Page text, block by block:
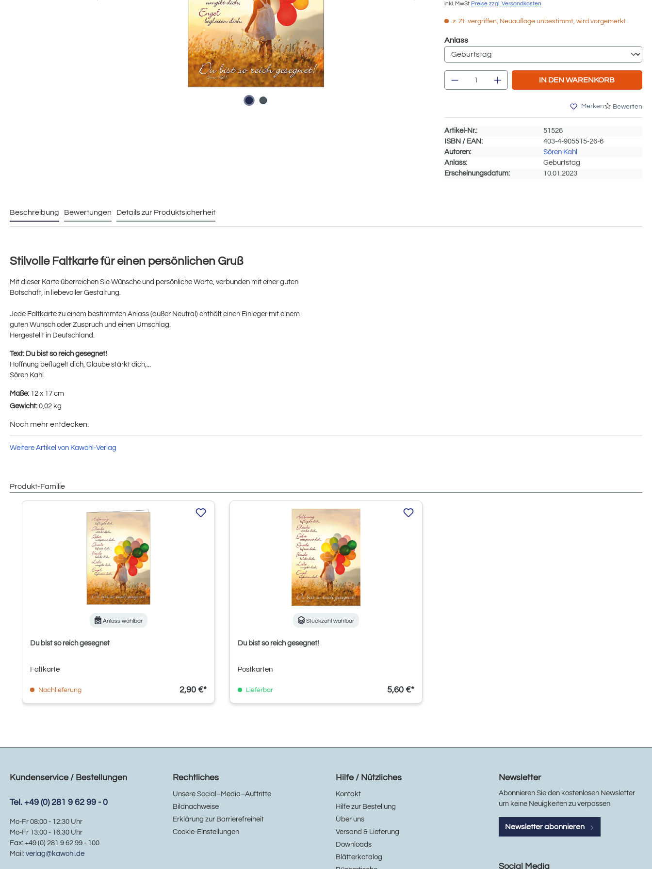
inkl. MwSt Preise zzgl. Versandkosten
z. Zt. vergriffen, Neuauflage unbestimmt, wird vorgemerkt
Anlassauswählen
Produkt Anzahl: Gib den gewünschten
IN DEN WARENKORB
Merken Bewerten
Artikel-Nr.:
51526
ISBN / EAN:
403-4-905515-26-6
Autoren:
Sören Kahl
Anlass:
Geburtstag
Erscheinungsdatum:
10.01.2023
Beschreibung Bewertungen Details zur Produktsicherheit
Stilvolle Faltkarte für einen persönlichen Gruß
Mit dieser Karte überreichen Sie Wünsche und persönliche Worte, verbunden mit einer guten
Botschaft, in liebevoller Gestaltung.
Jede Faltkarte zu einem bestimmten Anlass (außer Neutral) enthält einen Einleger mit einem
guten Wunsch oder Zuspruch und einen Umschlag.
Hergestellt in Deutschland.
Text: Du bist so reich gesegnet!
Hoffnung beflügelt dich, Glaube stärkt dich,...
Sören Kahl
Maße: 12 x 17 cm
Gewicht: 0,02 kg
Noch mehr entdecken:
Weitere Artikel von Kawohl-Verlag
Produkt-Familie
Produktgalerie überspringen
Anlass wählbar
Du bist so reich gesegnet
Faltkarte
Nachlieferung 2,90 €*
Stückzahl wählbar
Du bist so reich gesegnet!
Postkarten
Lieferbar 5,60 €*
Kundenservice / Bestellungen
Tel. +49 (0) 281 9 62 99 - 0
Mo-Fr 08:00 - 12:30 Uhr
Mo-Fr 13:00 - 16:30 Uhr
Fax: +49 (0) 281 9 62 99 - 100
Mail: verlag@kawohl.de
Rechtliches
Unsere Social–Media–Auftritte
Bildnachweise
Erklärung zur Barrierefreiheit
Cookie-Einstellungen
Hilfe / Nützliches
Kontakt
Hilfe zur Bestellung
Über uns
Versand & Lieferung
Downloads
Blätterkatalog
Newsletter
Abonnieren Sie den kostenlosen Newsletter
um keine Neuigkeiten zu verpassen
Newsletter abonnieren
Social Media